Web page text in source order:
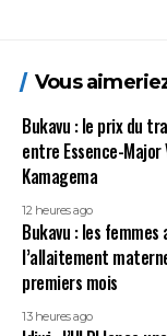
Vous
Bukavu : le prix du
entre Essence-
Kamagema
12 heures ago
Bukavu : les
l’allaitement
premiers mois
13 heures ago